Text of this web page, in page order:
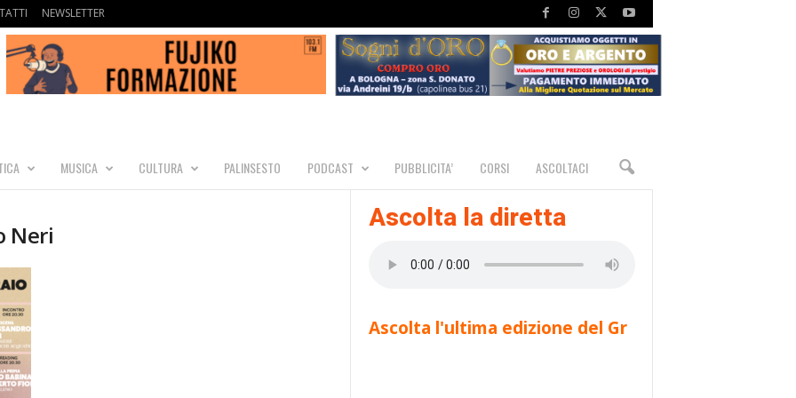
NEWSLETTER
MUSICA CULTURA PALINSESTO PODCAST PUBBLICITA’ CORSI ASCOLTACI
Neri
Ascolta la diretta
Ascolta l'ultima edizione del Gr